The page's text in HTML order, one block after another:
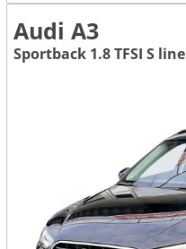
Audi A3
Sportback 1.8 TFSI S line